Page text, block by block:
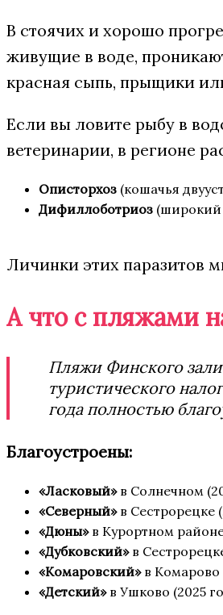
В стоячих и хорошо
живущие в воде,
красная сыпь, прыщики
Если вы ловите рыбу в
ветеринарии, в регионе
Описторхоз (кошачья
Дифиллоботриоз (широкий
Личинки этих паразитов
А что с пляжами
Пляжи Финского
туристического
года полностью
Благоустроены:
«Ласковый»в Солнечном
«Северный»в Сестрорецке
«Дюны»в Курортном
«Дубковский»в
«Комаровский»в Комарово
«Детский»в Ушково (2025